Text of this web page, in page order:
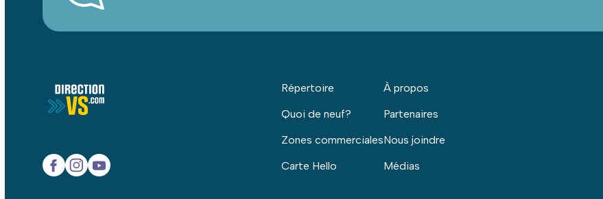
Répertoire
Quoi de neuf?
Zones commerciales
Carte Hello
À propos
Partenaires
Nous joindre
Médias